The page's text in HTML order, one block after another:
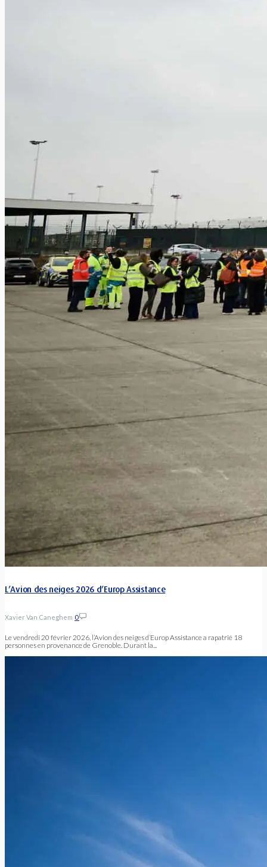
L’Avion des neiges 2026 d’Europ Assistance
Xavier Van Caneghem 0
Le vendredi 20 février 2026, l’Avion des neiges d’Europ Assistance a rapatrié 18
personnes en provenance de Grenoble. Durant la...